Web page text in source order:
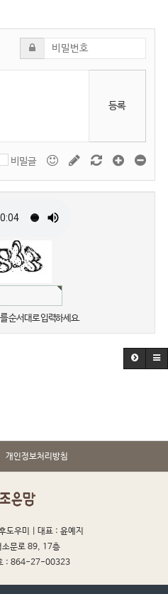
등록
비밀글
순서대로 입력하세요.
개인정보처리방침
도우미 | 대표 : 윤예지
소문로 89, 17층
: 864-27-00323